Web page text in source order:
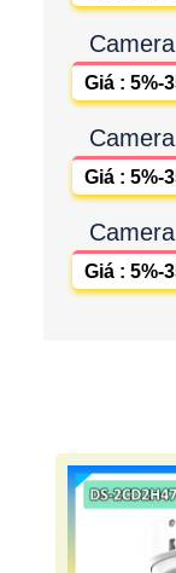
Giá : 5%-
Giá : 5%-
Giá : 5%-